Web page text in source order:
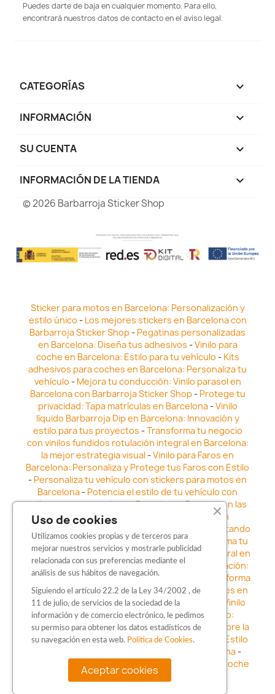
Puedes darte de baja en cualquier momento. Para ello,
encontrará nuestros datos de contacto en el aviso legal.
CATEGORÍAS 
INFORMACIÓN 
SU CUENTA 
INFORMACIÓN DE LA TIENDA keyboard_arrow_down
© 2026 Barbarroja Sticker Shop
Sticker para motos en Barcelona: Personalización y
estilo único - Los mejores stickers en Barcelona con
Barbarroja Sticker Shop- Pegatinas personalizadas
en Barcelona: Diseña tus adhesivos -Vinilo para
coche en Barcelona: Estilo para tu vehículo - Kits
adhesivos para coches en Barcelona: Personaliza tu
vehículo - Mejora tu conducción: Vinilo parasol en
Barcelona con Barbarroja Sticker Shop- Protege tu
privacidad: Tapa matrículas en Barcelona-Vinilo
líquido Barbarroja Dip en Barcelona: Innovación y
estilo para tus proyectos -Transforma tu negocio
con vinilos fundidos rotulación integral en Barcelona:
la mejor estrategia visual -Vinilo para Faros en
Barcelona: Personaliza y Protege tus Faros con Estilo
- Personaliza tu vehículo con stickers para motos en
Barcelona- Potencia el estilo de tu vehículo con
adhesivos para coche en Barcelona-Destaca en las
calles: Los Mejores stickers para coches en
Vinilo para faros en Barcelona: Resaltando
la Estética y Seguridad del Automóvil- Transforma tu
vehículo con los vinilos fundidos rotulación integral en
Barcelona-Explora la Innovación en Personalización:
Vinilo líquido barbarroja dip en Barcelona
Transforma
tu vehículo con estilo: Kits adhesivos para coches en
Barcelona-Personaliza tu vehículo con estilo: Vinilo
para coche en Barcelona-Destaca con Estilo:
Pegatinas personalizadas en Barcelona -Descubre la
distinción: Los Mejores stickers en Barcelona
Estilo
en movimiento: Sticker para motos en Barcelona-
Personalización sobre ruedas: Adhesivos para coche
en Barcelona
Uso de cookies
Utilizamos cookies propias y de terceros para
mejorar nuestros servicios y mostrarle publicidad
relacionada con sus preferencias mediante el
análisis de sus hábitos de navegación.
Siguiendo el artículo 22.2 de la Ley 34/2002 , de
11 de julio, de servicios de la sociedad de la
información y de comercio electrónico, le pedimos
su permiso para obtener los datos estadísticos de
su navegación en esta web. Política de Cookies.
Aceptar cookies